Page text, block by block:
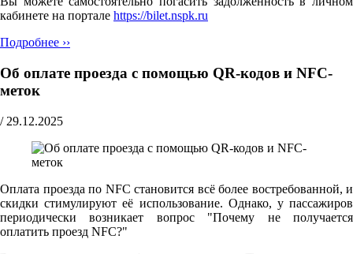
кабинете на портале https://bilet.nspk.ru
Подробнее ››
Об оплате проезда с помощью QR-кодов и NFC-
меток
/ 29.12.2025
Оплата проезда по NFC становится всё более востребованной, и
скидки стимулируют её использование. Однако, у пассажиров
периодически возникает вопрос "Почему не получается
оплатить проезд NFC?"